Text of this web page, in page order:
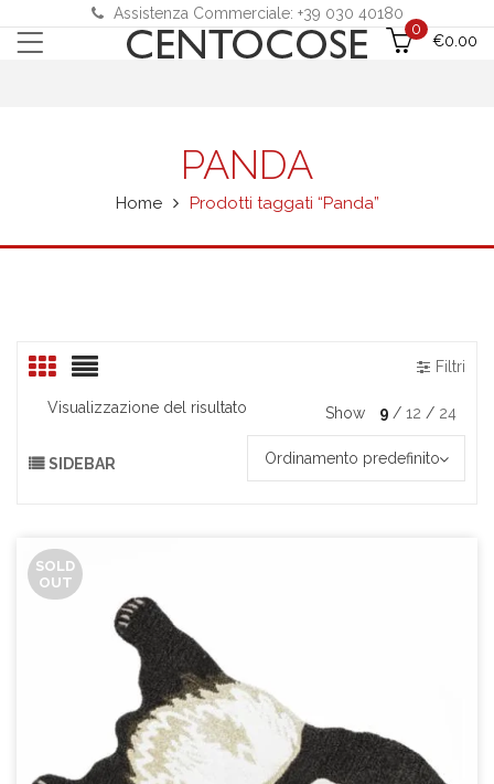
Assistenza Commerciale: +39 030 40180
0
€0.00
PANDA
Home Prodotti taggati “Panda”
Filtri
Visualizzazione del risultato Show 9 12 24
SIDEBAR Ordinamento predefinito
SOLD
OUT